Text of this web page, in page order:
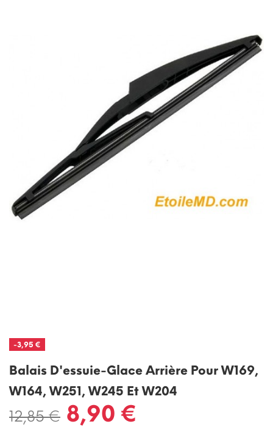
-3,95 €
Balais D'essuie-Glace Arrière Pour W169,
W164, W251, W245 Et W204
12,85 € 8,90 €